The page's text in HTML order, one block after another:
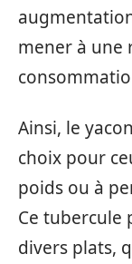
mener à une
Ainsi, le
choix pour
poids ou à
Ce tubercule
divers plats,